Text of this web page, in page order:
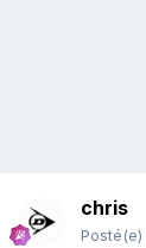
chris
Posté(e)